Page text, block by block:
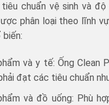
chuẩn vệ sinh và độ
phân loại theo lĩnh
biến:
và y tế: Ống Clean
đạt các tiêu chuẩn
và đồ uống: Phù